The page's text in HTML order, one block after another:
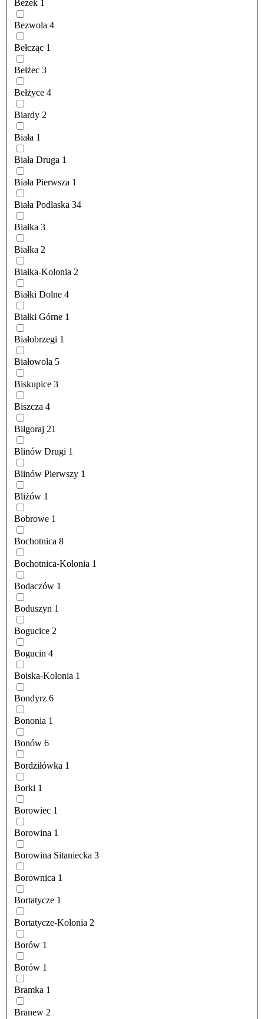
Bezek 1
Bezwola 4
Bełcząc 1
Bełżec 3
Bełżyce 4
Biardy 2
Biała 1
Biała Druga 1
Biała Pierwsza 1
Biała Podlaska 34
Białka 3
Białka 2
Białka-Kolonia 2
Białki Dolne 4
Białki Górne 1
Białobrzegi 1
Białowola 5
Biskupice 3
Biszcza 4
Biłgoraj 21
Blinów Drugi 1
Blinów Pierwszy 1
Bliżów 1
Bobrowe 1
Bochotnica 8
Bochotnica-Kolonia 1
Bodaczów 1
Boduszyn 1
Bogucice 2
Bogucin 4
Boiska-Kolonia 1
Bondyrz 6
Bononia 1
Bonów 6
Bordziłówka 1
Borki 1
Borowiec 1
Borowina 1
Borowina Sitaniecka 3
Borownica 1
Bortatycze 1
Bortatycze-Kolonia 2
Borów 1
Borów 1
Bramka 1
Branew 2